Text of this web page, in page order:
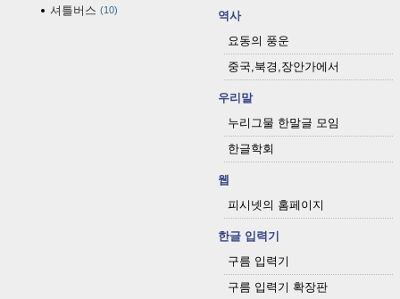
셔틀버스 10
역사
요동의 풍운
중국,북경,장안가에서
우리말
누리그물 한말글 모임
한글학회
웹
피시넷의 홈페이지
한글 입력기
구름 입력기
구름 입력기 확장판